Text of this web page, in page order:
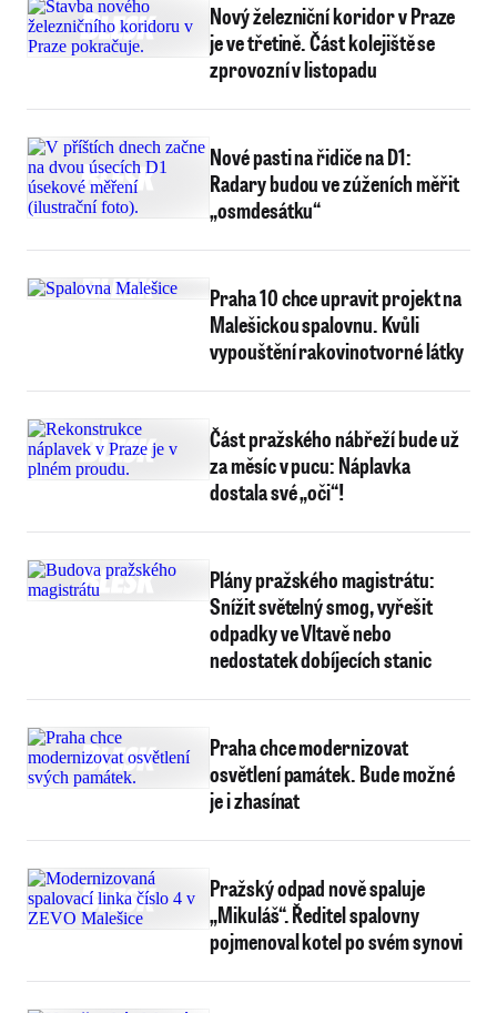
Nový železniční koridor v Praze
je ve třetině. Část kolejiště se
zprovozní v listopadu
Nové pasti na řidiče na D1:
Radary budou ve zúženích měřit
„osmdesátku“
Praha 10 chce upravit projekt na
Malešickou spalovnu. Kvůli
vypouštění rakovinotvorné látky
Část pražského nábřeží bude už
za měsíc v pucu: Náplavka
dostala své „oči“!
Plány pražského magistrátu:
Snížit světelný smog, vyřešit
odpadky ve Vltavě nebo
nedostatek dobíjecích stanic
Praha chce modernizovat
osvětlení památek. Bude možné
je i zhasínat
Pražský odpad nově spaluje
„Mikuláš“. Ředitel spalovny
pojmenoval kotel po svém synovi